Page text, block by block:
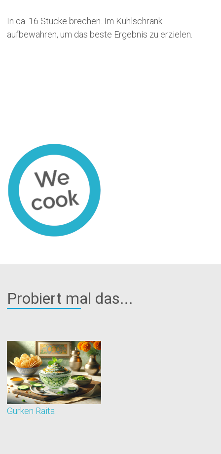
In ca. 16 Stücke brechen. Im Kühlschrank
aufbewahren, um das beste Ergebnis zu erzielen.
Probiert mal das...
Gurken Raita